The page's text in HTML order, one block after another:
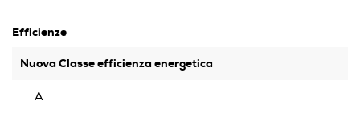
Efficienze
Nuova Classe efficienza energetica
A